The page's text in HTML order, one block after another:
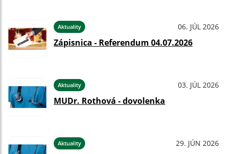
Aktuality 06. JÚL 2026
Zápisnica - Referendum 04.07.2026
Aktuality 03. JÚL 2026
MUDr. Rothová - dovolenka
Aktuality 29. JÚN 2026